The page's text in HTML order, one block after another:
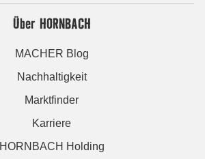
Über HORNBACH
MACHER Blog
Nachhaltigkeit
Marktfinder
Karriere
HORNBACH Holding